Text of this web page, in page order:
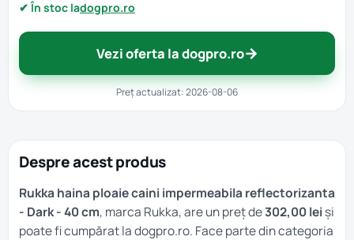
✔ În stoc ladogpro.ro
Vezi oferta la dogpro.ro→
Preț actualizat: 2026-08-06
Despre acest produs
Rukka haina ploaie caini impermeabila reflectorizanta
- Dark - 40 cm, marca Rukka, are un preț de302,00 lei și
poate fi cumpărat la dogpro.ro. Face parte din categoria